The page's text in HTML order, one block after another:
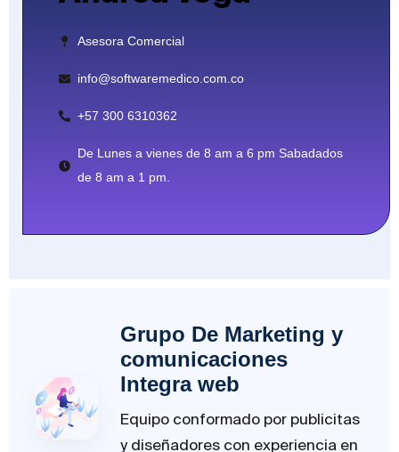
Asesora Comercial
info@softwaremedico.com.co
+57 300 6310362
De Lunes a vienes de 8 am a 6 pm Sabadados
de 8 am a 1 pm.
Grupo De Marketing y
comunicaciones
Integra web
Equipo conformado por publicitas
y diseñadores con experiencia en